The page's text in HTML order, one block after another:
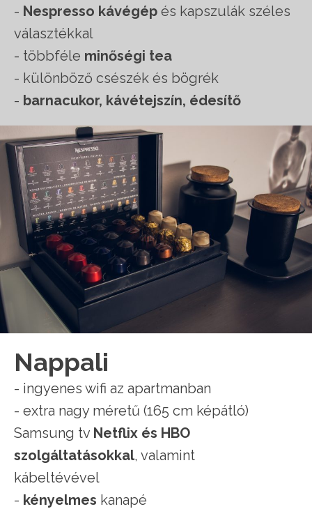
- Nespresso kávégép és kapszulák széles
választékkal
- többféle minőségi tea
- különböző csészék és bögrék
- barnacukor, kávétejszín, édesítő
Nappali
- ingyenes wifi az apartmanban
- extra nagy méretű (165 cm képátló)
Samsung tv Netflix és HBO
szolgáltatásokkal, valamint
kábeltévével
- kényelmes kanapé